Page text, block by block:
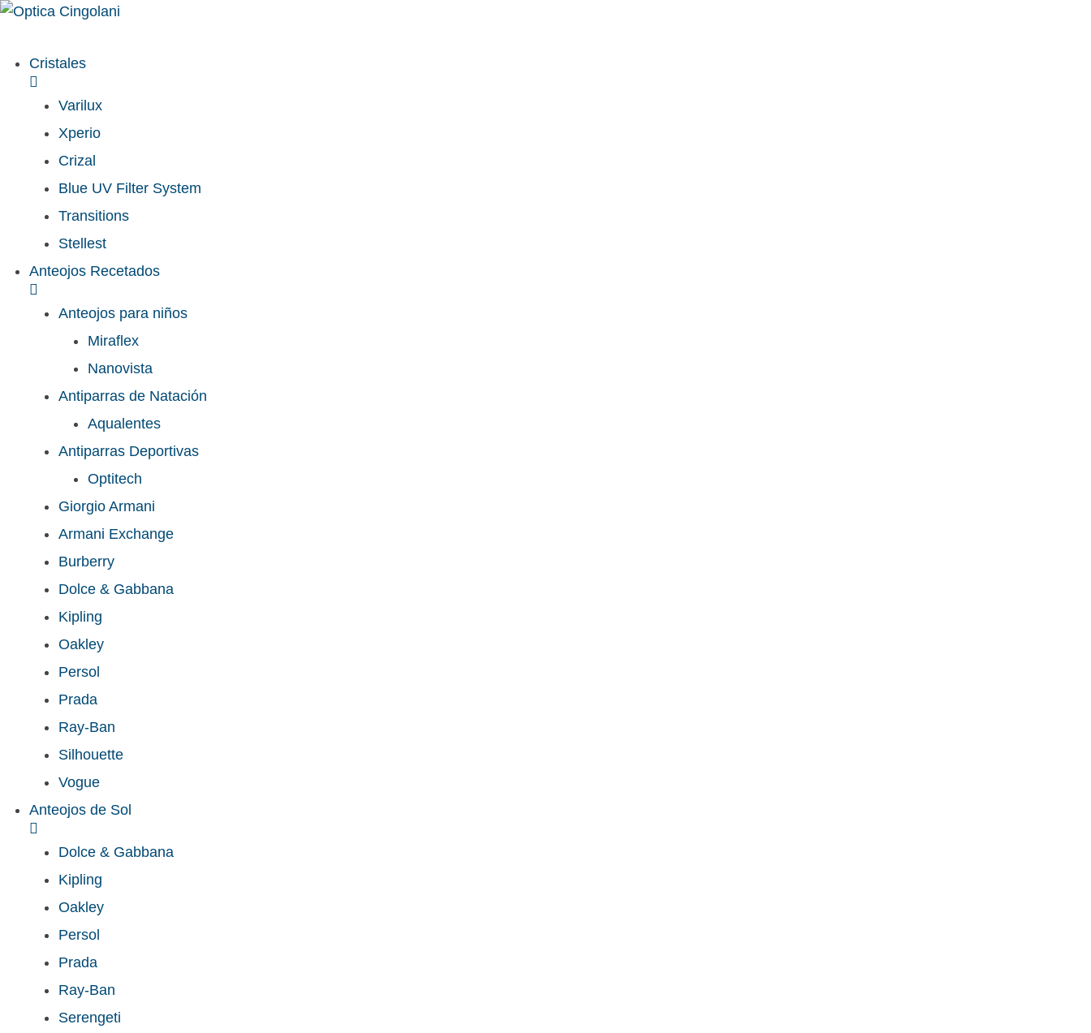
Cristales
Varilux
Xperio
Crizal
Blue UV Filter System
Transitions
Stellest
Anteojos Recetados
Anteojos para niños
Miraflex
Nanovista
Antiparras de Natación
Aqualentes
Antiparras Deportivas
Optitech
Giorgio Armani
Armani Exchange
Burberry
Dolce & Gabbana
Kipling
Oakley
Persol
Prada
Ray-Ban
Silhouette
Vogue
Anteojos de Sol
Dolce & Gabbana
Kipling
Oakley
Persol
Prada
Ray-Ban
Serengeti